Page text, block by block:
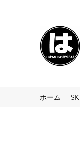
ホーム